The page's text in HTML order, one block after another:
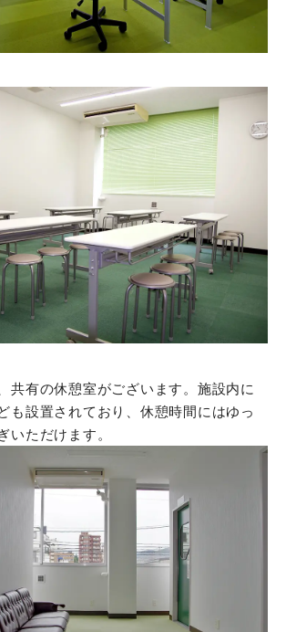
共有の休憩室がございます。施設内に
も設置されており、休憩時間にはゆっ
いただけます。